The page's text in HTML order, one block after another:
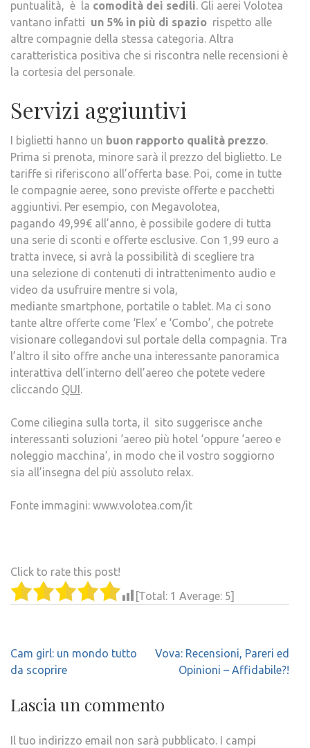
puntualità, è la comodità dei sedili. Gli aerei Volotea
vantano infatti un 5% in più di spazio rispetto alle
altre compagnie della stessa categoria. Altra
caratteristica positiva che si riscontra nelle recensioni è
la cortesia del personale.
Servizi aggiuntivi
I biglietti hanno un buon rapporto qualità prezzo.
Prima si prenota, minore sarà il prezzo del biglietto. Le
tariffe si riferiscono all’offerta base. Poi, come in tutte
le compagnie aeree, sono previste offerte e pacchetti
aggiuntivi. Per esempio, con Megavolotea,
pagando 49,99€ all’anno, è possibile godere di tutta
una serie di sconti e offerte esclusive. Con 1,99 euro a
tratta invece, si avrà la possibilità di scegliere tra
una selezione di contenuti di intrattenimento audio e
video da usufruire mentre si vola,
mediante smartphone, portatile o tablet. Ma ci sono
tante altre offerte come ‘Flex’ e ‘Combo’, che potrete
visionare collegandovi sul portale della compagnia. Tra
l’altro il sito offre anche una interessante panoramica
interattiva dell’interno dell’aereo che potete vedere
cliccando QUI.
Come ciliegina sulla torta, il sito suggerisce anche
interessanti soluzioni ‘aereo più hotel ‘oppure ‘aereo e
noleggio macchina’, in modo che il vostro soggiorno
sia all’insegna del più assoluto relax.
Fonte immagini: www.volotea.com/it
Click to rate this post!
[Total: 1 Average: 5]
Navigazione
articoli
Cam girl: un mondo tutto
da scoprire
Vova: Recensioni, Pareri ed
Opinioni – Affidabile?!
Lascia un commento
Il tuo indirizzo email non sarà pubblicato. I campi